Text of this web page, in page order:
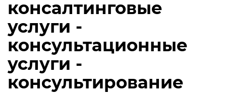
консалтинговые
услуги -
консультационные
услуги -
консультирование